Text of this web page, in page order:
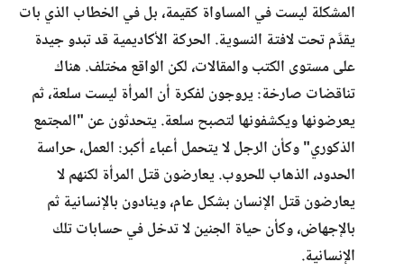
المشكلة ليست في المساواة كقيمة، بل في الخطاب الذي بات
يقدَّم تحت لافتة النسوية. الحركة الأكاديمية قد تبدو جيدة
على مستوى الكتب والمقالات، لكن الواقع مختلف. هناك
تناقضات صارخة: يروجون لفكرة أن المرأة ليست سلعة، ثم
يعرضونها ويكشفونها لتصبح سلعة. يتحدثون عن "المجتمع
الذكوري" وكأن الرجل لا يتحمل أعباء أكبر: العمل، حراسة
الحدود، الذهاب للحروب. يعارضون قتل المرأة لكنهم لا
يعارضون قتل الإنسان بشكل عام، وينادون بالإنسانية ثم
بالإجهاض، وكأن حياة الجنين لا تدخل في حسابات تلك
الإنسانية.